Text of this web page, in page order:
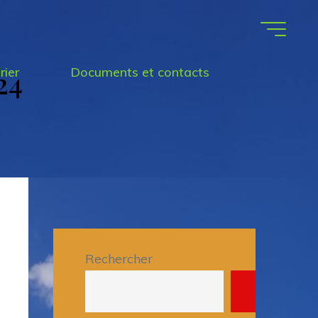
Documents et contacts
Rechercher